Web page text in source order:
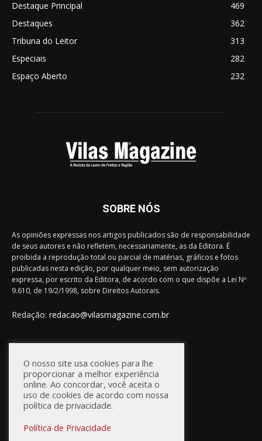
Destaque Principal
469
Destaques
362
Tribuna do Leitor
313
Especiais
282
Espaço Aberto
232
SOBRE NÓS
As opiniões expressas nos artigos publicados são de responsabilidade
de seus autores e não refletem, necessariamente, as da Editora. É
proibida a reprodução total ou parcial de matérias, gráficos e fotos
publicadas nesta edição, por qualquer meio, sem autorização
expressa, por escrito da Editora, de acordo com o que dispõe a Lei Nº
9.610, de 19/2/1998, sobre Direitos Autorais.
Redação: redacao@vilasmagazine.com.br
FIQUE CONECTADO
O nosso site usa cookies para lhe
proporcionar a melhor experiência
online. Ao concordar, você aceita o
uso de cookies de acordo com nossa
política de privacidade.
Política de Privacidade